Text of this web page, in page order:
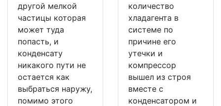
другой мелкой
частицы которая
может туда
попасть, и
конденсату
никакого пути не
остается как
выбраться наружу,
помимо этого
количество
хладагента в
системе по
причине его
утечки и
компрессор
вышел из строя
вместе с
конденсатором и